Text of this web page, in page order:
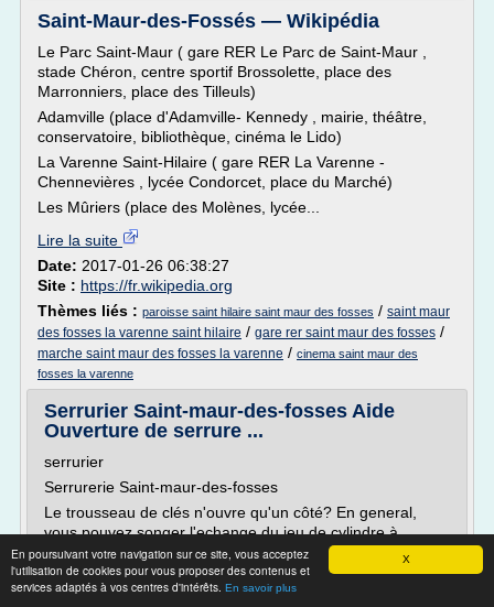
X
En poursuivant votre navigation sur ce site, vous acceptez
l'utilisation de cookies pour vous proposer des contenus et
services adaptés à vos centres d'intérêts. En savoir plus
Saint-Maur-des-Fossés — Wikipédia
Le Parc Saint-Maur ( gare RER Le Parc de Saint-Maur ,
stade Chéron, centre sportif Brossolette, place des
Marronniers, place des Tilleuls)
Adamville (place d'Adamville- Kennedy , mairie, théâtre,
conservatoire, bibliothèque, cinéma le Lido)
La Varenne Saint-Hilaire ( gare RER La Varenne -
Chennevières , lycée Condorcet, place du Marché)
Les Mûriers (place des Molènes, lycée...
Lire la suite
Date: 2017-01-26 06:38:27
Site : https://fr.wikipedia.org
Thèmes liés : paroisse saint hilaire saint maur des fosses / saint maur
des fosses la varenne saint hilaire / gare rer saint maur des fosses /
marche saint maur des fosses la varenne / cinema saint maur des
fosses la varenne
Serrurier Saint-maur-des-fosses Aide
Ouverture de serrure ...
serrurier
Serrurerie Saint-maur-des-fosses
Le trousseau de clés n'ouvre qu'un côté? En general,
vous pouvez songer l'echange du jeu de cylindre à
paillettes Keso, Cisa, Dom, Abus, Heracles sur Saint-
maur-des-fosses 94 Val-de-Marne à tout moment, jour ou
de la nuit, votre spécialiste serrurier se deplace afin de